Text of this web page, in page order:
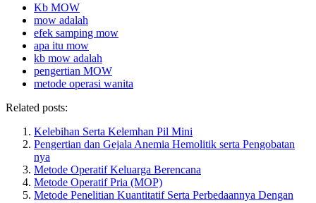
Kb MOW
mow adalah
efek samping mow
apa itu mow
kb mow adalah
pengertian MOW
metode operasi wanita
Related posts:
Kelebihan Serta Kelemhan Pil Mini
Pengertian dan Gejala Anemia Hemolitik serta Pengobatan
nya
Metode Operatif Keluarga Berencana
Metode Operatif Pria (MOP)
Metode Penelitian Kuantitatif Serta Perbedaannya Dengan